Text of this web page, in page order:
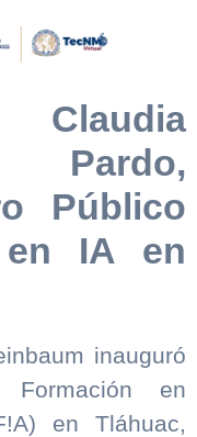
Pardo,
Público
en IA en
inauguró
en
en Tláhuac,